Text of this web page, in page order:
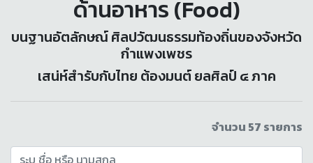
ด้านอาหาร (Food)
บนฐานอัตลักษณ์ ศิลปวัฒนธรรมท้องถิ่นของจังหวัด
กำแพงเพชร
เสน่ห์สำรับกับไทย ต้องมนต์ ยลศิลป์ ๔ ภาค
จำนวน 57 รายการ